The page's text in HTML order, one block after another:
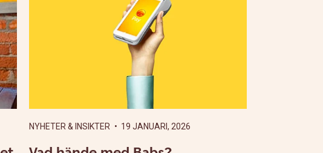
NYHETER & INSIKTER • 19 JANUARI, 2026